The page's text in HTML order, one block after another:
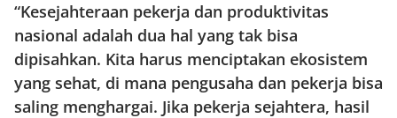
“Kesejahteraan pekerja dan produktivitas
nasional adalah dua hal yang tak bisa
dipisahkan. Kita harus menciptakan ekosistem
yang sehat, di mana pengusaha dan pekerja bisa
saling menghargai. Jika pekerja sejahtera, hasil